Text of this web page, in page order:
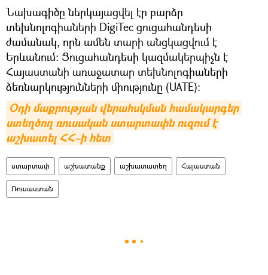
Նախագիծը ներկայացվել էր բարձր
տեխնոլոգիաների DigiTec ցուցահանդեսի
ժամանակ, որն ամեն տարի անցկացվում է
Երևանում։ Ցուցահանդեսի կազմակերպիչն է
Հայաստանի առաջատար տեխնոլոգիաների
ձեռնարկությունների միությունը (UATE)։
Օդի մաքրության վերահսկման համակարգեր
ստեղծող ռուսական ստարտափն ուզում է
աշխատել ՀՀ–ի հետ
ստարտափ աշխատանք աշխատատեղ Հայաստան
Ռուսաստան